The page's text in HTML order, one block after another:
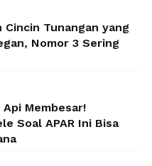
Cincin Tunangan yang
Nomor 3 Sering
Membesar!
Soal APAR Ini Bisa